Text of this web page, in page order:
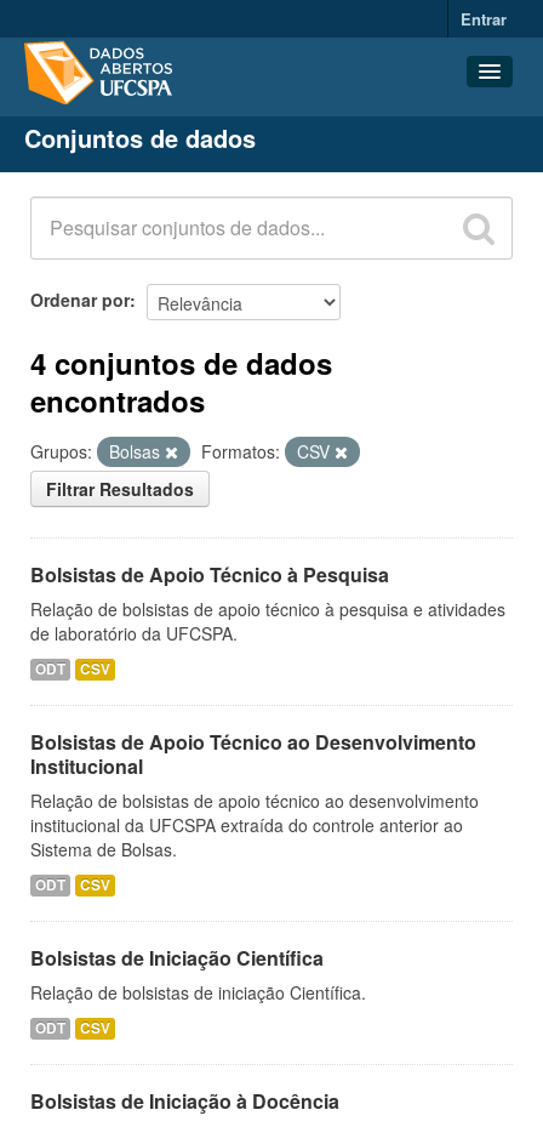
Entrar
Conjuntos de dados
Organizações
Grupos
Sobre
Conjuntos de dados
Ordenar por
4 conjuntos de dados
encontrados
Grupos: Bolsas Formatos:
CSV
Filtrar Resultados
Bolsistas de Apoio Técnico à Pesquisa
Relação de bolsistas de apoio técnico à pesquisa e atividades
de laboratório da UFCSPA.
ODT CSV
Bolsistas de Apoio Técnico ao Desenvolvimento
Institucional
Relação de bolsistas de apoio técnico ao desenvolvimento
institucional da UFCSPA extraída do controle anterior ao
Sistema de Bolsas.
ODT CSV
Bolsistas de Iniciação Científica
Relação de bolsistas de iniciação Científica.
ODT CSV
Bolsistas de Iniciação à Docência